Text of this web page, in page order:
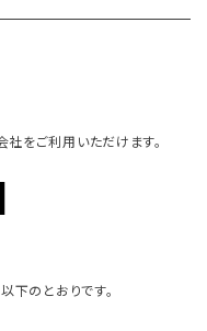
社をご利用いただけます。
下のとおりです。